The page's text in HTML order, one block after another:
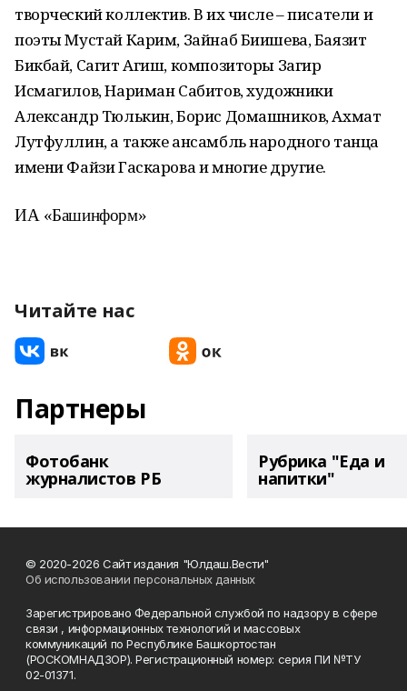
творческий коллектив. В их числе – писатели и
поэты Мустай Карим, Зайнаб Биишева, Баязит
Бикбай, Сагит Агиш, композиторы Загир
Исмагилов, Нариман Сабитов, художники
Александр Тюлькин, Борис Домашников, Ахмат
Лутфуллин, а также ансамбль народного танца
имени Файзи Гаскарова и многие другие.
ИА «Башинформ»
Читайте нас
Партнеры
Фотобанк
журналистов РБ
Рубрика "Еда и
напитки"
© 2020-2026 Сайт издания "Юлдаш.Вести"
Об использовании персональных данных
Зарегистрировано Федеральной службой по надзору в сфере
связи , информационных технологий и массовых
коммуникаций по Республике Башкортостан
(РОСКОМНАДЗОР). Регистрационный номер: серия ПИ №ТУ
02-01371.